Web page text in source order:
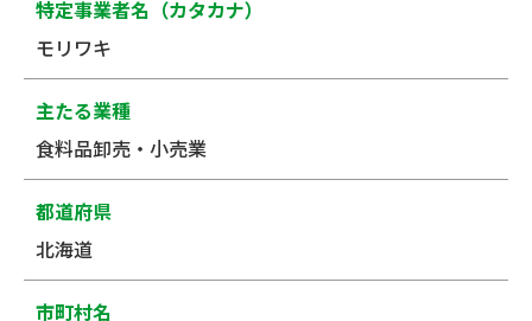
特定事業者名（カタカナ）
モリワキ
主たる業種
食料品卸売・小売業
都道府県
北海道
市町村名